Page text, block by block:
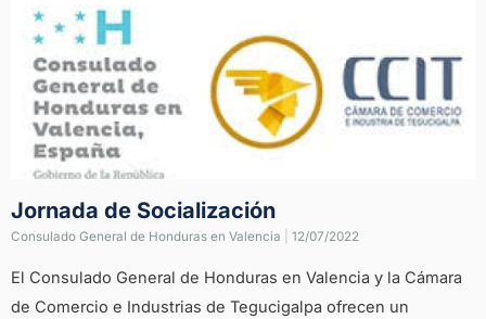
Jornada de Socialización
Consulado General de Honduras en Valencia 12/07/2022
El Consulado General de Honduras en Valencia y la Cámara
de Comercio e Industrias de Tegucigalpa ofrecen un